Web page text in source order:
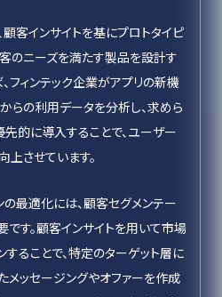
客インサイトを基にプロトタイピ
のニーズを満たす製品を設計す
フィンテック企業がアプリの新機
らの利用データを分析し、求めら
的に導入することで、ユーザー
させています。
の最適化には、顧客セグメンテー
す。顧客インサイトを用いて市場
ることで、特定のターゲット層に
メッセージングやオファーを作成